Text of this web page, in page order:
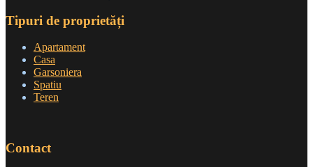
Tipuri de proprietăți
Apartament
Casa
Garsoniera
Spatiu
Teren
Contact